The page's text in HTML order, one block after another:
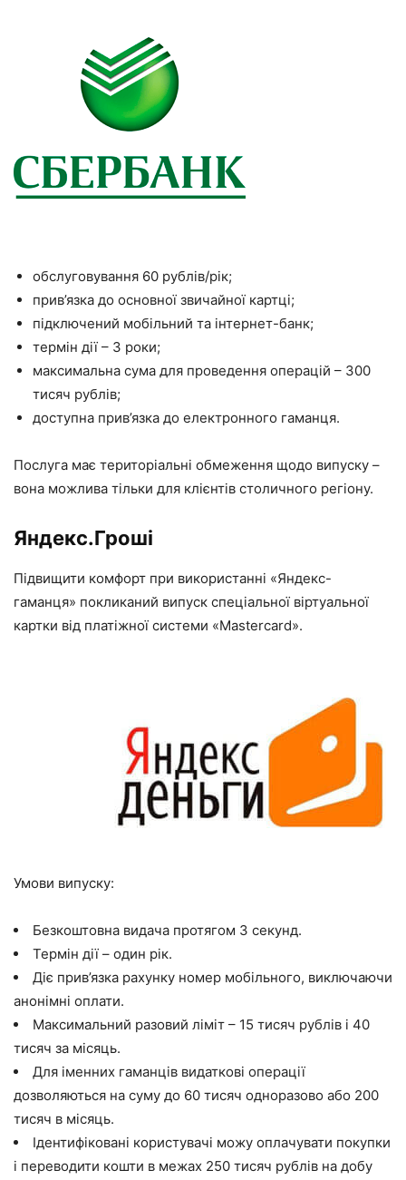
обслуговування 60 рублів/рік;
прив’язка до основної звичайної картці;
підключений мобільний та інтернет-банк;
термін дії – 3 роки;
максимальна сума для проведення операцій – 300
тисяч рублів;
доступна прив’язка до електронного гаманця.
Послуга має територіальні обмеження щодо випуску –
вона можлива тільки для клієнтів столичного регіону.
Яндекс.Гроші
Підвищити комфорт при використанні «Яндекс-
гаманця» покликаний випуск спеціальної віртуальної
картки від платіжної системи «Mastercard».
Умови випуску:
Безкоштовна видача протягом 3 секунд.
Термін дії – один рік.
Діє прив’язка рахунку номер мобільного, виключаючи
анонімні оплати.
Максимальний разовий ліміт – 15 тисяч рублів і 40
тисяч за місяць.
Для іменних гаманців видаткові операції
дозволяються на суму до 60 тисяч одноразово або 200
тисяч в місяць.
Ідентифіковані користувачі можу оплачувати покупки
і переводити кошти в межах 250 тисяч рублів на добу